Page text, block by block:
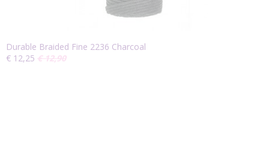
Durable Braided Fine 2236 Charcoal
€ 12,25 € 12,90